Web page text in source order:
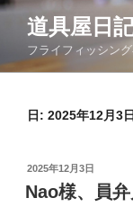
コ
ン
道具屋日
フライフィッシン
日: 2025年12月3日
投
稿
日:
2025年12月3日
Nao様、員